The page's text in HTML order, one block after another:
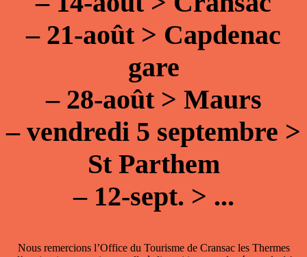
–21-août > Capdenac
gare
–28-août > Maurs
–vendredi 5 septembre >
St Parthem
–12-sept. > ...
Nous remercions l’Office du Tourisme de Cransac les Thermes